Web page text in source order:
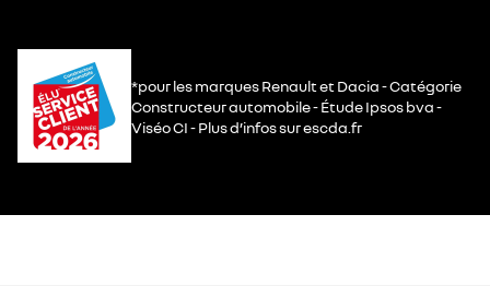
*pour les marques Renault et Dacia - Catégorie
Constructeur automobile - Étude Ipsos bva -
Viséo CI - Plus d’infos sur escda.fr